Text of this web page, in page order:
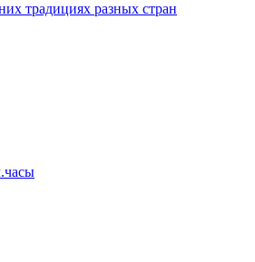
традициях разных стран